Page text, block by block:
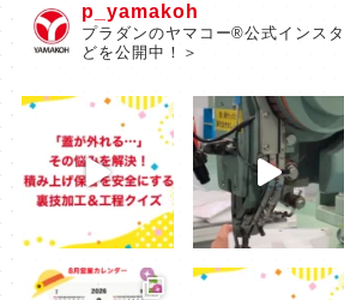
p_yamakoh
プラダンのヤマコー®公式インス
どを公開中！＞